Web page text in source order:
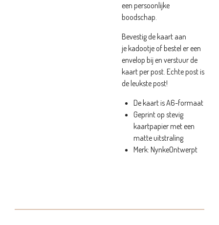
een persoonlijke
boodschap.
Bevestig de kaart aan
je kadootje of bestel er een
envelop bij en verstuur de
kaart per post. Echte post is
de leukste post!
De kaart is A6-formaat
Geprint op stevig
kaartpapier met een
matte uitstraling
Merk: NynkeOntwerpt